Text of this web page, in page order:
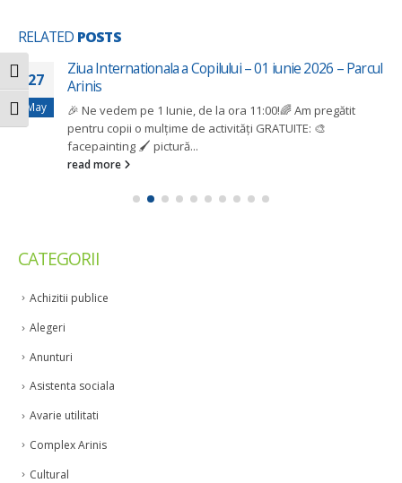
Toggle High Contrast
Toggle Font size
RELATED POSTS
27
May
Ziua Internationala a Copilului – 01 iunie 2026 – Parcul
Arinis
🎉 Ne vedem pe 1 Iunie, de la ora 11:00!🌈 Am pregătit
pentru copii o mulțime de activități GRATUITE: 🎨
facepainting 🖌️ pictură...
read more
CATEGORII
Achizitii publice
Alegeri
Anunturi
Asistenta sociala
Avarie utilitati
Complex Arinis
Cultural